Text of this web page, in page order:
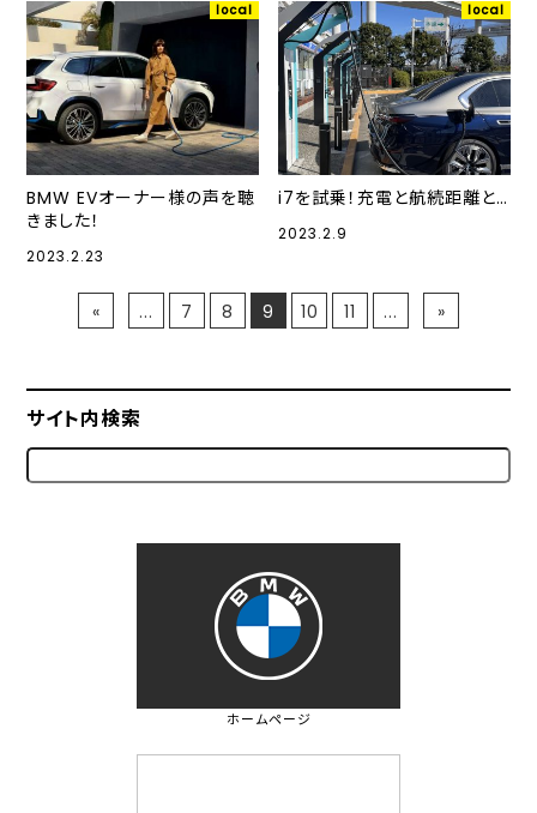
local
BMW EVオーナー様の声を聴
きました！
2023.2.23
local
i7を試乗！充電と航続距離と…
2023.2.9
« ... 7 8 9 10 11 ... »
サイト内検索
ホームページ